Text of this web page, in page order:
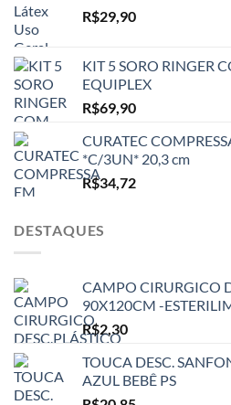
R$29,90
KIT 5 SORO RINGER
EQUIPLEX
R$69,90
CURATEC
*C/3UN* 20,3 cm
R$34,72
DESTAQUES
CAMPO CIRURGICO
90X120CM -
R$2,30
TOUCA DESC.
AZUL BEBÊ PS